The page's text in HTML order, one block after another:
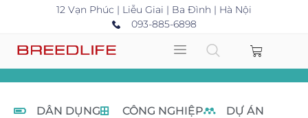
12 Vạn Phúc | Liễu Giai | Ba Đình | Hà Nội
093-885-6898
DÂN DỤNG CÔNG NGHIỆP
DỰ ÁN